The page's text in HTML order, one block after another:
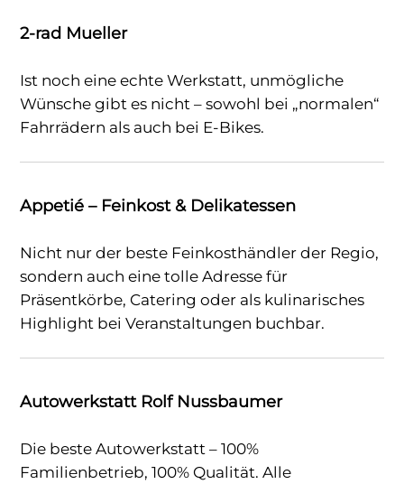
2-rad Mueller
Ist noch eine echte Werkstatt, unmögliche
Wünsche gibt es nicht – sowohl bei „normalen“
Fahrrädern als auch bei E-Bikes.
Appetié – Feinkost & Delikatessen
Nicht nur der beste Feinkosthändler der Regio,
sondern auch eine tolle Adresse für
Präsentkörbe, Catering oder als kulinarisches
Highlight bei Veranstaltungen buchbar.
Autowerkstatt Rolf Nussbaumer
Die beste Autowerkstatt – 100%
Familienbetrieb, 100% Qualität. Alle